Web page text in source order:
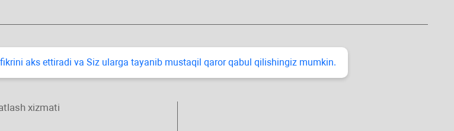
aks ettiradi va Siz ularga tayanib mustaqil qaror qabul qilishingiz mumkin.
хizmati